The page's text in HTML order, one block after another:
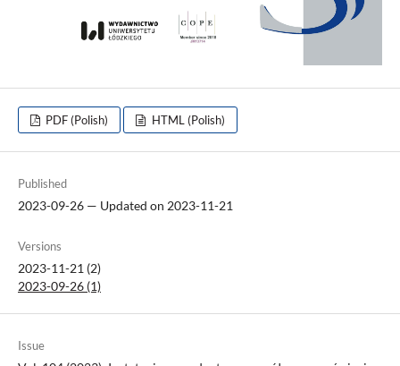
PDF (Polish) HTML (Polish)
Published
2023-09-26 — Updated on 2023-11-21
Versions
2023-11-21 (2)
2023-09-26 (1)
Issue